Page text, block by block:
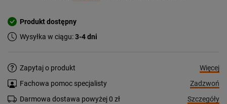
Produkt dostępny
Wysyłka w ciągu:3-4 dni
Zapytaj o produkt
Więcej
Fachowa pomoc specjalisty
Zadzwoń
Darmowa dostawa powyżej 0 zł
Szczegóły